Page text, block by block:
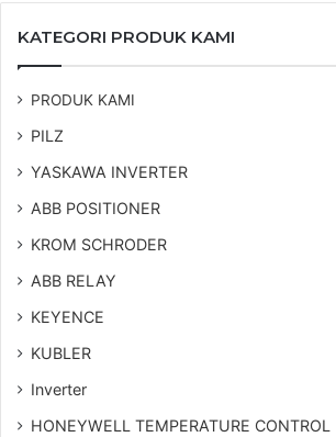
KATEGORI PRODUK KAMI
PRODUK KAMI
PILZ
YASKAWA INVERTER
ABB POSITIONER
KROM SCHRODER
ABB RELAY
KEYENCE
KUBLER
Inverter
HONEYWELL TEMPERATURE CONTROL